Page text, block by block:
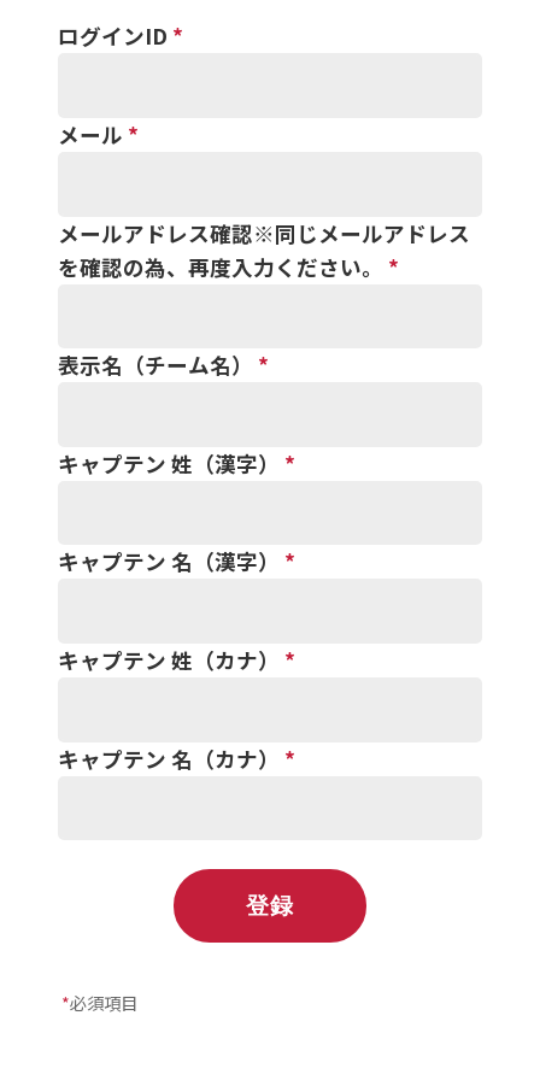
ログインID *
メール *
メールアドレス確認※同じメールアドレス
を確認の為、再度入力ください。
*
表示名（チーム名） *
キャプテン 姓（漢字） *
キャプテン 名（漢字） *
キャプテン 姓（カナ） *
キャプテン 名（カナ） *
*必須項目